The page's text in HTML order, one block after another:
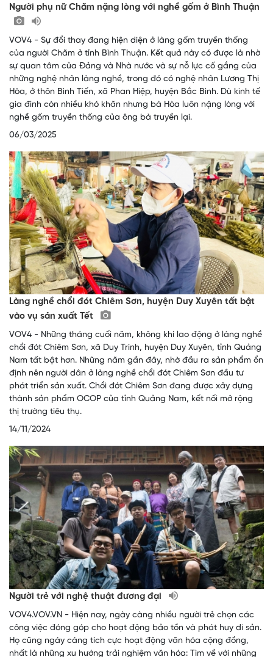
Người phụ nữ Chăm nặng lòng với nghề gốm ở Bình Thuận
VOV4 - Sự đổi thay đang hiện diện ở làng gốm truyền thống
của người Chăm ở tỉnh Bình Thuận. Kết quả này có được là nhờ
sự quan tâm của Đảng và Nhà nước và sự nỗ lực cố gắng của
những nghệ nhân làng nghề, trong đó có nghệ nhân Lương Thị
Hòa, ở thôn Bình Tiến, xã Phan Hiệp, huyện Bắc Bình. Dù kinh tế
gia đình còn nhiều khó khăn nhưng bà Hòa luôn nặng lòng với
nghề gốm truyền thống của ông bà truyền lại.
06/03/2025
Làng nghề chổi đót Chiêm Sơn, huyện Duy Xuyên tất bật
vào vụ sản xuất Tết
VOV4 - Những tháng cuối năm, không khí lao động ở làng nghề
chổi đót Chiêm Sơn, xã Duy Trinh, huyện Duy Xuyên, tỉnh Quảng
Nam tất bật hơn. Những năm gần đây, nhờ đầu ra sản phẩm ổn
định nên người dân ở làng nghề chổi đót Chiêm Sơn đầu tư
phát triển sản xuất. Chổi đót Chiêm Sơn đang được xây dựng
thành sản phẩm OCOP của tỉnh Quảng Nam, kết nối mở rộng
thị trường tiêu thụ.
14/11/2024
Người trẻ với nghệ thuật đương đại
VOV4.VOV.VN - Hiện nay, ngày càng nhiều người trẻ chọn các
công việc đóng góp cho hoạt động bảo tồn và phát huy di sản.
Họ cũng ngày càng tích cực hoạt động văn hóa cộng đồng,
nhất là những xu hướng trải nghiệm văn hóa: Tìm về với những